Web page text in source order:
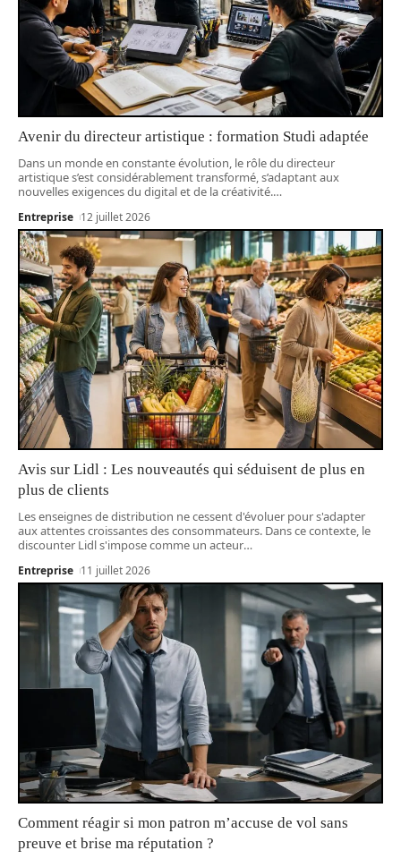
Avenir du directeur artistique : formation Studi adaptée
Dans un monde en constante évolution, le rôle du directeur
artistique s’est considérablement transformé, s’adaptant aux
nouvelles exigences du digital et de la créativité.…
Entreprise 12 juillet 2026
Avis sur Lidl : Les nouveautés qui séduisent de plus en
plus de clients
Les enseignes de distribution ne cessent d'évoluer pour s'adapter
aux attentes croissantes des consommateurs. Dans ce contexte, le
discounter Lidl s'impose comme un acteur…
Entreprise 11 juillet 2026
Comment réagir si mon patron m’accuse de vol sans
preuve et brise ma réputation ?